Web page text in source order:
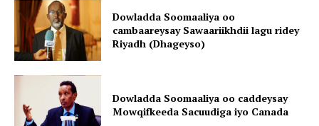
Dowladda Soomaaliya oo
cambaareysay Sawaariikhdii lagu ridey
Riyadh (Dhageyso)
Dowladda Soomaaliya oo caddeysay
Mowqifkeeda Sacuudiga iyo Canada